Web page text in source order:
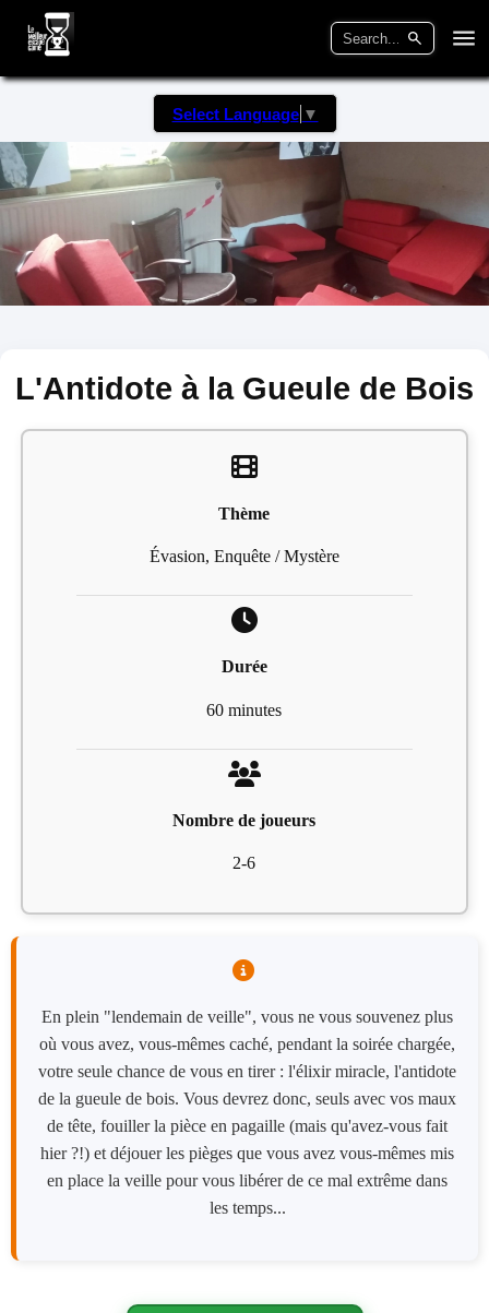
Select Language ▼
L'Antidote à la Gueule de Bois
Thème
Évasion, Enquête / Mystère
Durée
60 minutes
Nombre de joueurs
2-6
En plein "lendemain de veille", vous ne vous souvenez plus
où vous avez, vous-mêmes caché, pendant la soirée chargée,
votre seule chance de vous en tirer : l'élixir miracle, l'antidote
de la gueule de bois. Vous devrez donc, seuls avec vos maux
de tête, fouiller la pièce en pagaille (mais qu'avez-vous fait
hier ?!) et déjouer les pièges que vous avez vous-mêmes mis
en place la veille pour vous libérer de ce mal extrême dans
les temps...